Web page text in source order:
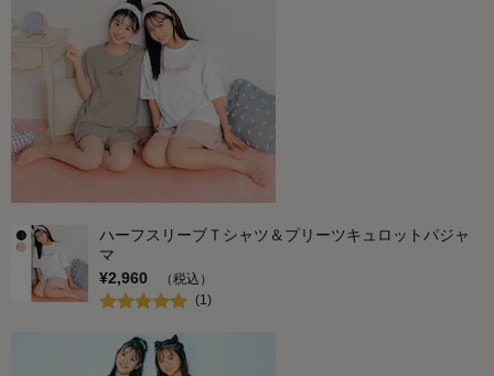
ハーフスリーブＴシャツ＆プリーツキュロットパジャ
マ
¥2,960
（税込）
(1)